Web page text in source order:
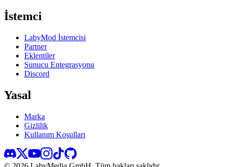
İstemci
LabyMod İstemcisi
Partner
Eklentiler
Sunucu Entegrasyonu
Discord
Yasal
Marka
Gizlilik
Kullanım Koşulları